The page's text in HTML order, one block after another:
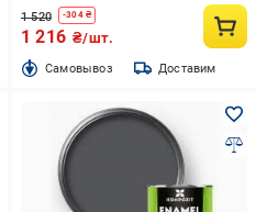
1 520 -304₴
1 216 ₴/шт.
Cамовывоз Доставим